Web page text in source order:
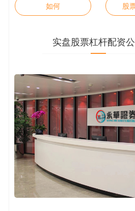
如何 股
实盘股票杠杆配资